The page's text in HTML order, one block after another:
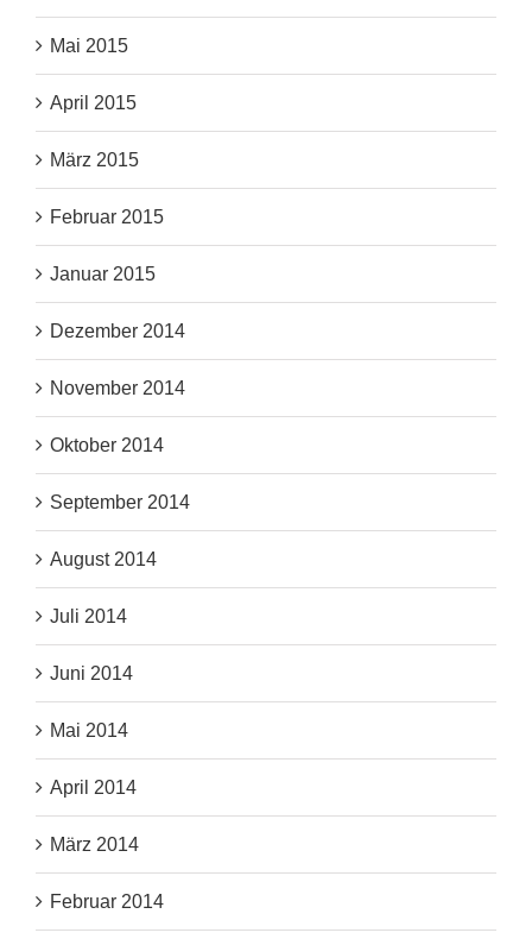
Mai 2015
April 2015
März 2015
Februar 2015
Januar 2015
Dezember 2014
November 2014
Oktober 2014
September 2014
August 2014
Juli 2014
Juni 2014
Mai 2014
April 2014
März 2014
Februar 2014